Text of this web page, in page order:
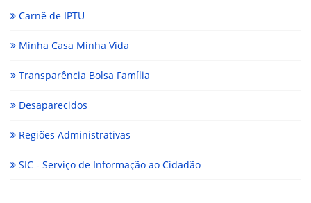
Carnê de IPTU
Minha Casa Minha Vida
Transparência Bolsa Família
Desaparecidos
Regiões Administrativas
SIC - Serviço de Informação ao Cidadão